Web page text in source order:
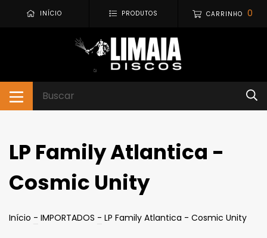
INÍCIO PRODUTOS CARRINHO 0
LP Family Atlantica -
Cosmic Unity
Início - IMPORTADOS - LP Family Atlantica - Cosmic Unity